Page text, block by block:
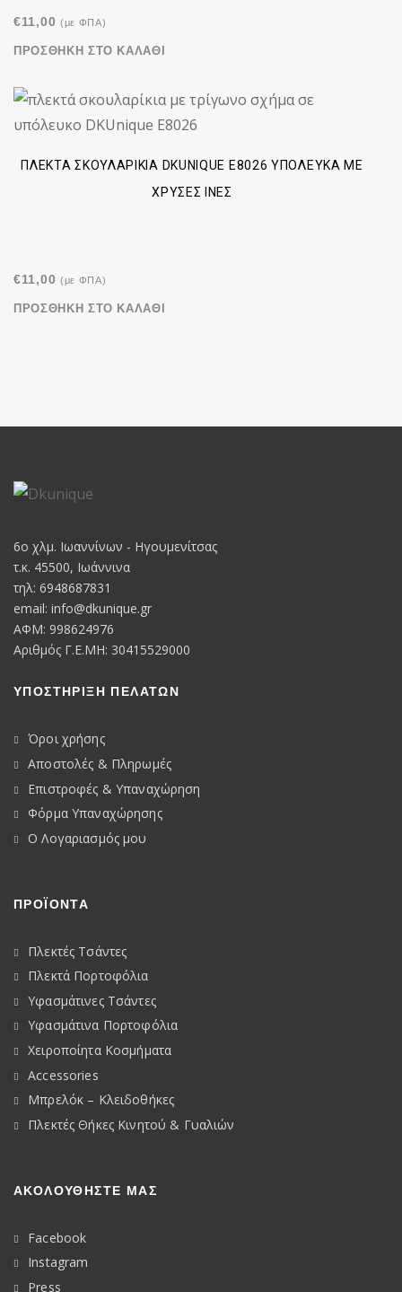
€11,00 (με ΦΠΑ)
ΠΡΟΣΘΉΚΗ ΣΤΟ ΚΑΛΆΘΙ
ΠΛΕΚΤΆ ΣΚΟΥΛΑΡΊΚΙΑ DKUNIQUE E8026 ΥΠΌΛΕΥΚΑ ΜΕ
ΧΡΥΣΈΣ ΊΝΕΣ
€11,00 (με ΦΠΑ)
ΠΡΟΣΘΉΚΗ ΣΤΟ ΚΑΛΆΘΙ
6o χλμ. Ιωαννίνων - Ηγουμενίτσας
τ.κ. 45500, Ιωάννινα
τηλ: 6948687831
email: info@dkunique.gr
ΑΦΜ: 998624976
Αριθμός Γ.Ε.ΜΗ: 30415529000
ΥΠΟΣΤΗΡΙΞΗ ΠΕΛΑΤΩΝ
Όροι χρήσης
Αποστολές & Πληρωμές
Επιστροφές & Υπαναχώρηση
Φόρμα Υπαναχώρησης
Ο Λογαριασμός μου
ΠΡΟΪΟΝΤΑ
Πλεκτές Τσάντες
Πλεκτά Πορτοφόλια
Υφασμάτινες Τσάντες
Υφασμάτινα Πορτοφόλια
Χειροποίητα Κοσμήματα
Accessories
Μπρελόκ – Κλειδοθήκες
Πλεκτές Θήκες Κινητού & Γυαλιών
ΑΚΟΛΟΥΘΉΣΤΕ ΜΑΣ
Facebook
Instagram
Press